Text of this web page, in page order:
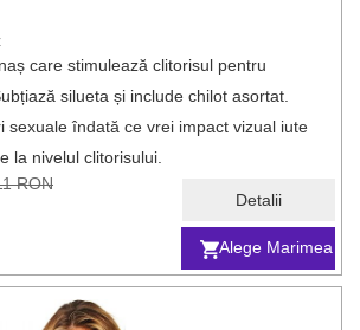
Alege Marimea
Detalii
care stimulează clitorisul pentru
silueta și include chilot asortat.
sexuale îndată ce vrei impact vizual iute
la nivelul clitorisului.
RON